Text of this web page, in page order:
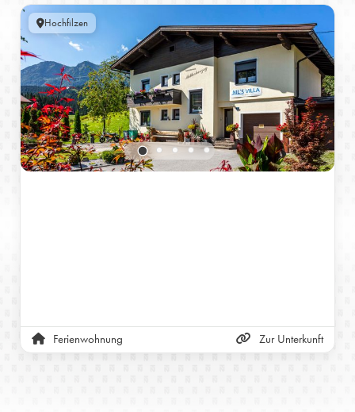
Hochfilzen
Ferienwohnung Zur Unterkunft